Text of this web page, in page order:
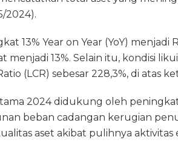
2024).
13% Year on Year (YoY) menjadi
menjadi 13%. Selain itu, kondisi
(LCR) sebesar 228,3%, di atas
2024 didukung oleh
beban cadangan kerugian
aset akibat pulihnya aktivitas